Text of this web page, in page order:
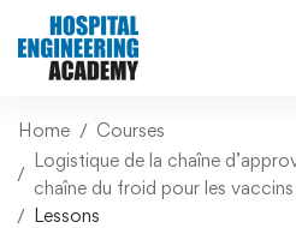
Home
Courses
Logistique de la chaîne
chaîne du froid pour les
Lessons